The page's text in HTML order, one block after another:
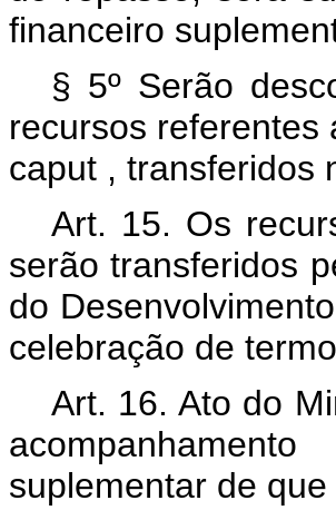
financeiro
§ 5º Serão
recursos referentes
caput , transferidos
Art. 15. Os
serão transferidos
do
celebração de
Art. 16. Ato do
suplementar de